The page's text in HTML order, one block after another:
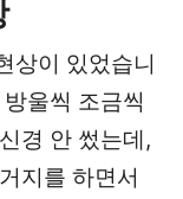
상이 있었습니
울씩 조금씩
경 안 썼는데,
지를 하면서